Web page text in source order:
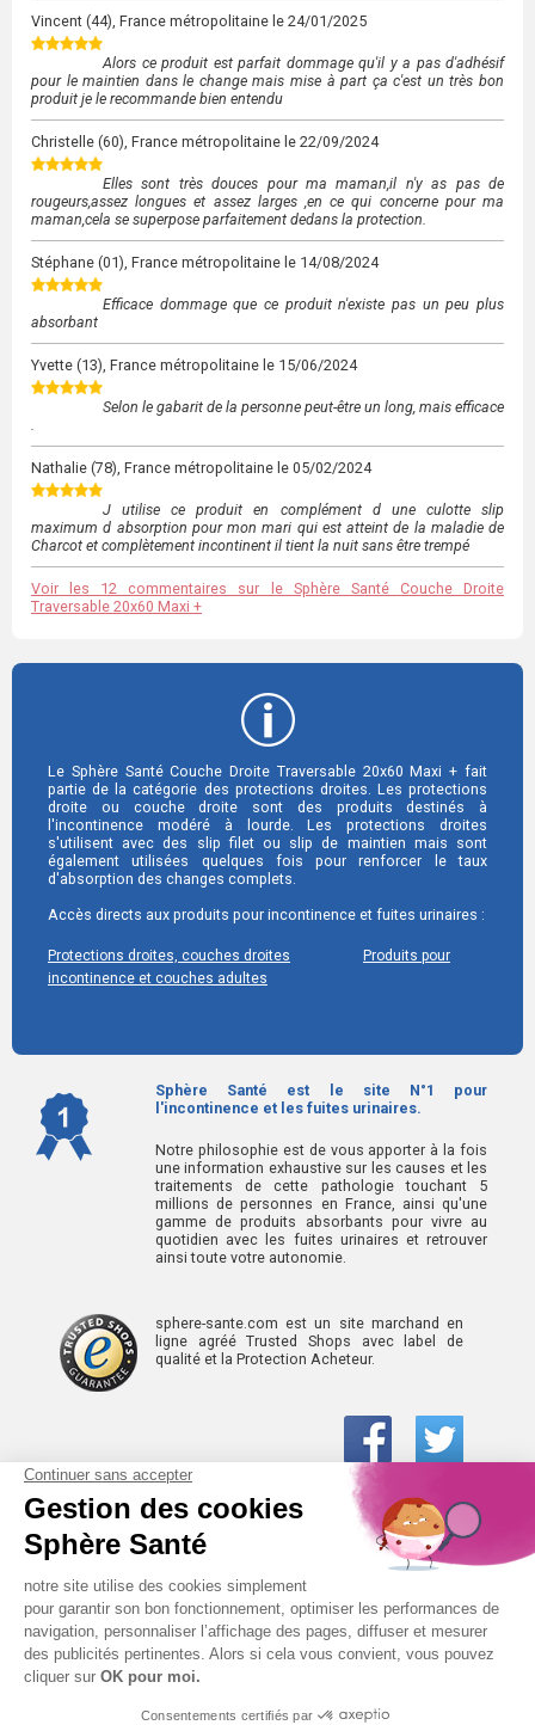
Vincent (44), France métropolitaine le 24/01/2025
Alors ce produit est parfait dommage qu'il y a pas d'adhésif
pour le maintien dans le change mais mise à part ça c'est un très bon
produit je le recommande bien entendu
Christelle (60), France métropolitaine le 22/09/2024
Elles sont très douces pour ma maman,il n'y as pas de
rougeurs,assez longues et assez larges ,en ce qui concerne pour ma
maman,cela se superpose parfaitement dedans la protection.
Stéphane (01), France métropolitaine le 14/08/2024
Efficace dommage que ce produit n'existe pas un peu plus
absorbant
Yvette (13), France métropolitaine le 15/06/2024
Selon le gabarit de la personne peut-être un long, mais efficace
.
Nathalie (78), France métropolitaine le 05/02/2024
J utilise ce produit en complément d une culotte slip
maximum d absorption pour mon mari qui est atteint de la maladie de
Charcot et complètement incontinent il tient la nuit sans être trempé
Voir les 12 commentaires sur le Sphère Santé Couche Droite
Traversable 20x60 Maxi +
Le Sphère Santé Couche Droite Traversable 20x60 Maxi + fait
partie de la catégorie des protections droites. Les protections
droite ou couche droite sont des produits destinés à
l'incontinence modéré à lourde. Les protections droites
s'utilisent avec des slip filet ou slip de maintien mais sont
également utilisées quelques fois pour renforcer le taux
d'absorption des changes complets.
Accès directs aux produits pour incontinence et fuites urinaires :
Protections droites, couches droites
Produits pour
incontinence et couches adultes
Sphère Santé est le site N°1 pour
l'incontinence et les fuites urinaires.
Notre philosophie est de vous apporter à la fois
une information exhaustive sur les causes et les
traitements de cette pathologie touchant 5
millions de personnes en France, ainsi qu'une
gamme de produits absorbants pour vivre au
quotidien avec les fuites urinaires et retrouver
ainsi toute votre autonomie.
sphere-sante.com est un site marchand en
ligne agréé Trusted Shops avec label de
qualité et la Protection Acheteur.
01 61 30 15 94
(prix d’un appel local)
CONTACTEZ-NOUS
SPHÈRE-SANTÉ © 2026